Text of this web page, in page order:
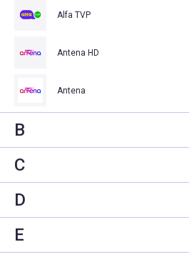
Alfa TVP
Antena HD
Antena
B
C
D
E